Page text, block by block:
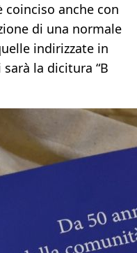
anche con
di una normale
indirizzate in
la dicitura “B